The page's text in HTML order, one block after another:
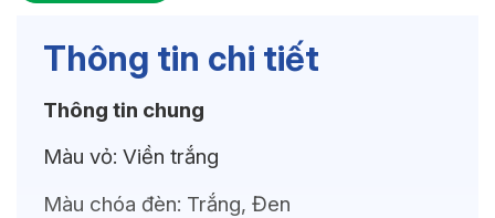
Thông tin chi tiết
Thông tin chung
Màu vỏ: Viền trắng
Màu chóa đèn: Trắng, Đen